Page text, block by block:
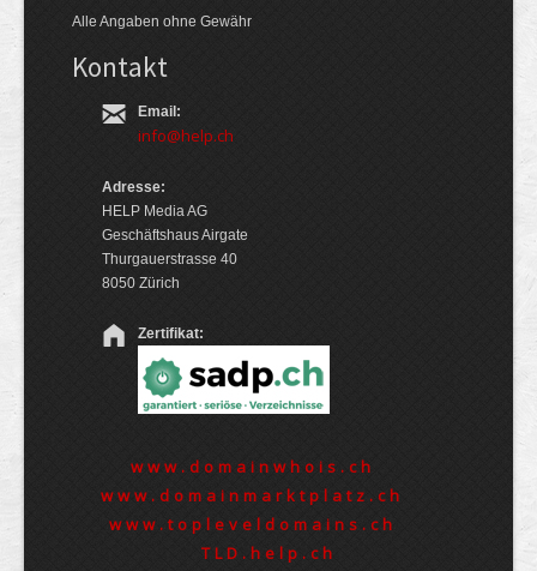
Alle Angaben ohne Gewähr
Kontakt
Email:
info@help.ch
Adresse:
HELP Media AG
Geschäftshaus Airgate
Thurgauerstrasse 40
8050 Zürich
Zertifikat:
www.domainwhois.ch
www.domainmarktplatz.ch
www.topleveldomains.ch
TLD.help.ch